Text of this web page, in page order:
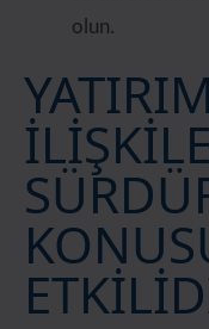
olun.